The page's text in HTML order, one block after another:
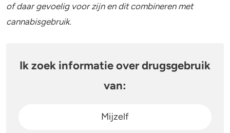
of daar gevoelig voor zijn en dit combineren met
cannabisgebruik.
Ik zoek informatie over drugsgebruik
van:
Mijzelf